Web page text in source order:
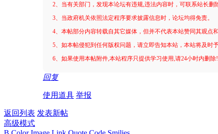
2、当有关部门，发现本论坛有违规,违法内容时，可联系站长删
3、当政府机关依照法定程序要求披露信息时，论坛均得免责。
4、本帖部分内容转载自其它媒体，但并不代表本站赞同其观点
5、如本帖侵犯到任何版权问题，请立即告知本站，本站将及时
6、如果使用本帖附件,本站程序只提供学习使用,请24小时内删
回复
使用道具 举报
返回列表 发表新帖
高级模式